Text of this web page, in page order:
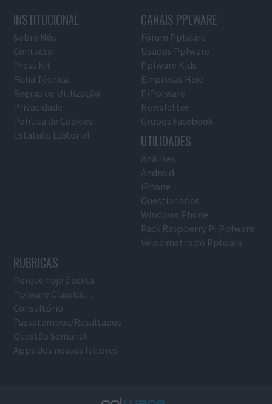
INSTITUCIONAL
Sobre Nós
Contacto
Press Kit
Ficha Técnica
Regras de Utilização
Privacidade
Política de Cookies
Estatuto Editorial
CANAIS PPLWARE
Fórum Pplware
Usados Pplware
Pplware Kids
Empresas Hoje
PiPplware
Newsletter
Grupos Facebook
UTILIDADES
Análises
Android
iPhone
Questionários
Windows Phone
Pack Raspberry Pi Pplware
Velocímetro do Pplware
RUBRICAS
Porque hoje é sexta
Pplware Classics…
Consultório
Passatempos/Resultados
Questão Semanal
Apps dos nossos leitores